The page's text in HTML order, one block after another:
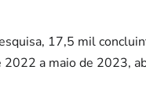
17,5 mil
2022 a maio de 2023,